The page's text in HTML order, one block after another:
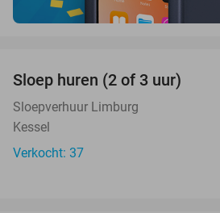
Sloep huren (2 of 3 uur)
Sloepverhuur Limburg
Kessel
Verkocht: 37